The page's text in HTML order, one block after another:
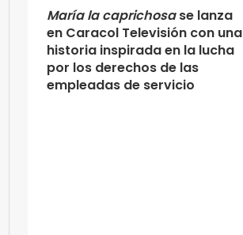
María la caprichosase lanza
en Caracol Televisión con una
historia inspirada en la lucha
por los derechos de las
empleadas de servicio